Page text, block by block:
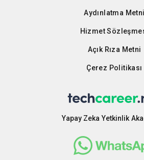
Aydınlatma Metni
Hizmet
Açık Rıza Metni
Çerez Politikası
Yapay Zeka Yetkinlik